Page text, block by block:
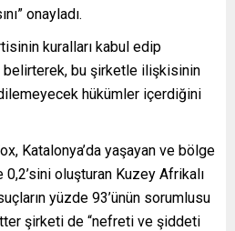
onayladı.
kuralları kabul edip
belirterek, bu şirketle ilişkisinin
hükümler içerdiğini
Katalonya’da yaşayan ve bölge
oluşturan Kuzey Afrikalı
yüzde 93’ünün sorumlusu
şirketi de “nefreti ve şiddeti